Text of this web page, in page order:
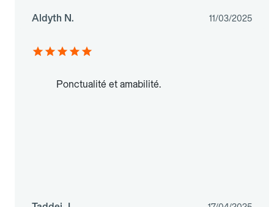
Aldyth N. 11/03/2025
Ponctualité et amabilité.